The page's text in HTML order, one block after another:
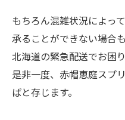
もちろん混雑状況によっ
承ることができない場合
北海道の緊急配送でお困
是非一度、赤帽恵庭スプ
ばと存じます。